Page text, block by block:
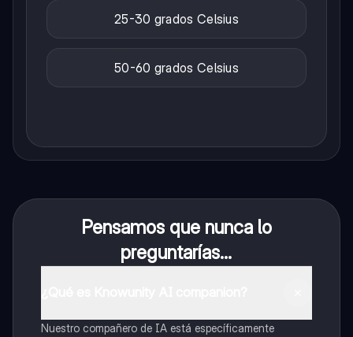
25-30 grados Celsius
50-60 grados Celsius
Pensamos que nunca lo
preguntarías...
Nuestro compañero de IA está específicamente